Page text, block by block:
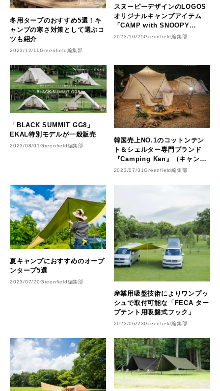
冬用タープのおすすめ5選！キ
ャンプの寒さ対策として選ぶコ
ツも紹介
2023/12/11 Greenfield編集部
スヌーピーデザインのLOGOS
オリジナルキャンプアイテム
「CAMP with SNOOPY
BEAGLE SCOUTS 50years
2023/10/25Greenfield編集部
「BLACK SUMMIT GG8」
EKAL特別モデルが一般販売
2023/08/01Greenfield編集部
韓国売上NO.1のコットンテン
ト＆シェルター専門ブランド
『Camping Kan』（キャンピ
ングカン）満を持して日本初上
2023/07/31Greenfield編集部
夏キャンプにおすすめのオープ
ンタープ5選
2023/07/20Greenfield編集部
産業用吸盤技術によりワンプッ
シュで取付可能な「FECA ター
プテント用吸盤式フック」
2023/06/23Greenfield編集部